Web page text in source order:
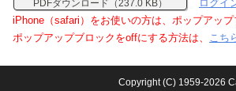
PDFダウンロード（237.0 KB）
ログイ
iPhone（safari）をお使いの方は、ポップアッ
ポップアップブロックをoffにする方法は、 こち
Copyright (C) 1959-2026